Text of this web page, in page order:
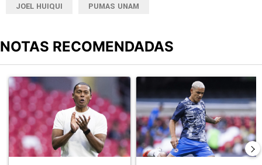
JOEL HUIQUI PUMAS UNAM
NOTAS RECOMENDADAS
Un artículo de tendencia con el título "Advertencia para Cruz
Un artículo de tendencia con